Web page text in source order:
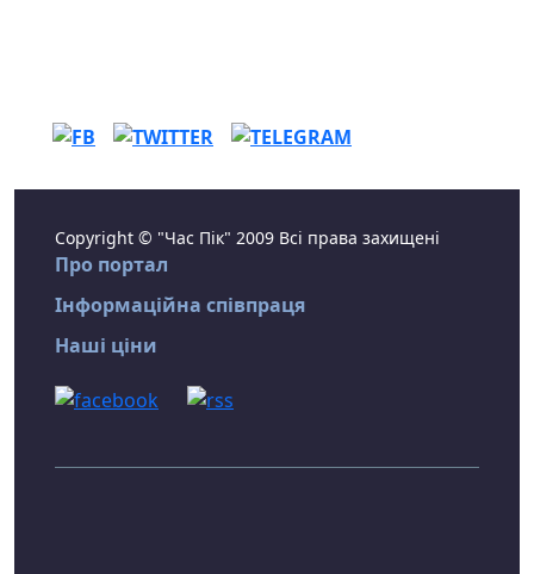
Copyright © "Час Пік" 2009 Всі права захищені
Про портал
Інформаційна співпраця
Наші ціни